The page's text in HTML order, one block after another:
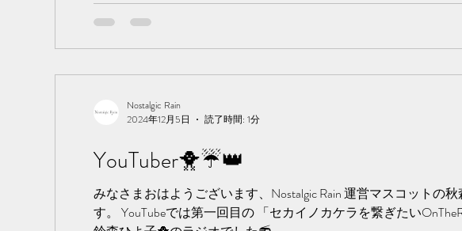
YouTuber🐥☔️👑
みなさまおはようございます、Nostalgic Rain 運営マスコットの秋
す。 YouTubeでは第一回目の 「セカイノカケラを繋ぎたい
Nostalgic Rain
2024年12月5日
読了時間: 1分